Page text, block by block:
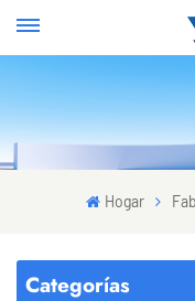
Hogar
Categorías